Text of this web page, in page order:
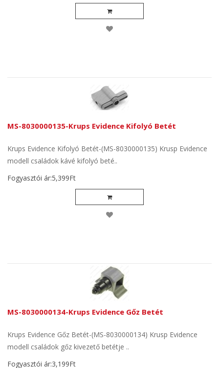
MS-8030000135-Krups Evidence Kifolyó Betét
Krups Evidence Kifolyó Betét-(MS-8030000135) Krusp Evidence
modell családok kávé kifolyó beté..
Fogyasztói ár:5,399Ft
MS-8030000134-Krups Evidence Gőz Betét
Krups Evidence Gőz Betét-(MS-8030000134) Krusp Evidence
modell családok gőz kivezető betétje ..
Fogyasztói ár:3,199Ft